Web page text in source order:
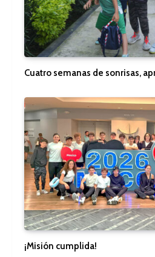
Cuatro semanas de sonrisas,
¡Misión cumplida!